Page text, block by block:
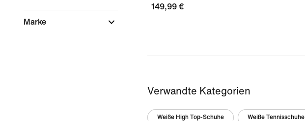
Marke
149,99 €
Verwandte Kategorien
Weiße High Top-Schuhe Weiße Tennisschuhe